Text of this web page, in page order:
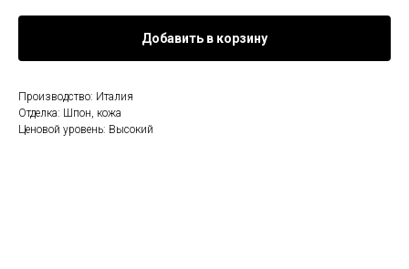
Добавить в корзину
Производство: Италия
Отделка: Шпон, кожа
Ценовой уровень: Высокий